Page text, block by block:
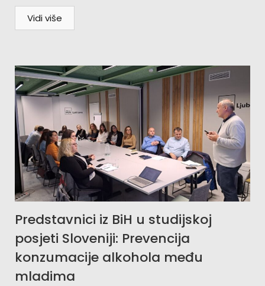
Vidi više
Predstavnici iz BiH u studijskoj
posjeti Sloveniji: Prevencija
konzumacije alkohola među
mladima